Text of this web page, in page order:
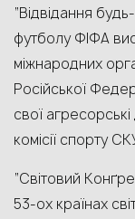
“Відвідання
футболу ФІФА
міжнародних
Російської
свої
комісії спорту
“Світовий
53-ох країнах